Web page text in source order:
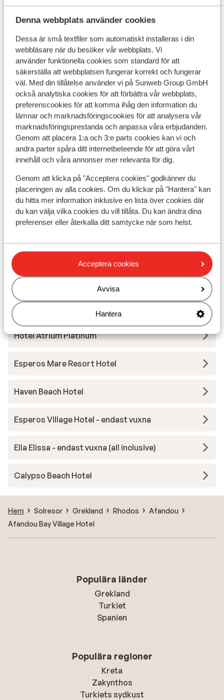
Denna webbplats använder cookies
Dessa är små textfiler som automatiskt installeras i din
webbläsare när du besöker vår webbplats. Vi
använder funktionella cookies som standard för att
säkerställa att webbplatsen fungerar korrekt och fungerar
väl. Med din tillåtelse använder vi på Sunweb Group GmbH
också analytiska cookies för att förbättra vår webbplats,
preferenscookies för att komma ihåg den information du
lämnar och marknadsföringscookies för att analysera vår
marknadsföringsprestanda och anpassa våra erbjudanden.
Genom att placera 1:a och 3:e parts cookies kan vi och
andra parter spåra ditt internetbeteende för att göra vårt
innehåll och våra annonser mer relevanta för dig.
Genom att klicka på "Acceptera cookies" godkänner du
placeringen av alla cookies. Om du klickar på "Hantera" kan
du hitta mer information inklusive en lista över cookies där
du kan välja vilka cookies du vill tillåta. Du kan ändra dina
preferenser eller återkalla ditt samtycke när som helst.
Acceptera cookies
Avvisa
Hantera
Visa alla 16 omdömen
Andra boenden i Rhodos
Cabu Hotel - endast vuxna
Casa Cook Hotel - endast vuxna
Moscha Hotel - endast vuxna
Sentido Port Royal Villas & Spa Hotel - endast
Eleonas Boutique Hotel & Spa - endast vuxna
Mayia Exclusive Resort & Spa - endast vuxna
Amada Colossos Resort Hotel
Casa Cabana Hotel - endast vuxna
Gennadi Grand Resort
Hotel Atrium Platinum
Esperos Mare Resort Hotel
Haven Beach Hotel
Esperos Village Hotel - endast vuxna
Ella Elissa - endast vuxna (all inclusive)
Calypso Beach Hotel
Hem Solresor Grekland Rhodos
Afandou
Afandou Bay Village Hotel
Populära länder
Grekland
Turkiet
Spanien
Populära regioner
Kreta
Zakynthos
Turkiets sydkust